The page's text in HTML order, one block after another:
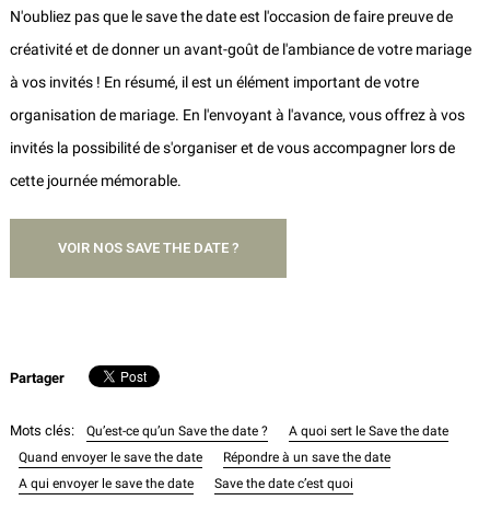
N'oubliez pas que le save the date est l'occasion de faire preuve de
créativité et de donner un avant-goût de l'ambiance de votre mariage
à vos invités ! En résumé, il est un élément important de votre
organisation de mariage. En l'envoyant à l'avance, vous offrez à vos
invités la possibilité de s'organiser et de vous accompagner lors de
cette journée mémorable.
VOIR NOS SAVE THE DATE ?
Partager
Mots clés: Qu’est-ce qu’un Save the date ?
A quoi sert le Save the date
Quand envoyer le save the date
Répondre à un save the date
A qui envoyer le save the date
Save the date c’est quoi